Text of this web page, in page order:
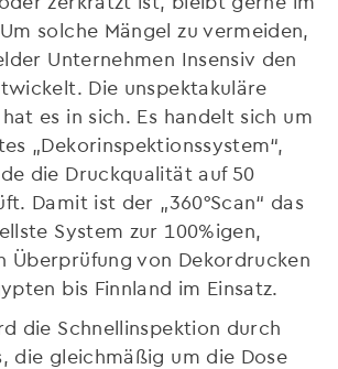
solche Mängel zu vermeiden,
Unternehmen Insensiv den
Die unspektakuläre
es in sich. Es handelt sich um
„Dekorinspektionssystem“,
die Druckqualität auf 50
Damit ist der „360°Scan“ das
System zur 100%igen,
Überprüfung von Dekordrucken
bis Finnland im Einsatz.
die Schnellinspektion durch
die gleichmäßig um die Dose